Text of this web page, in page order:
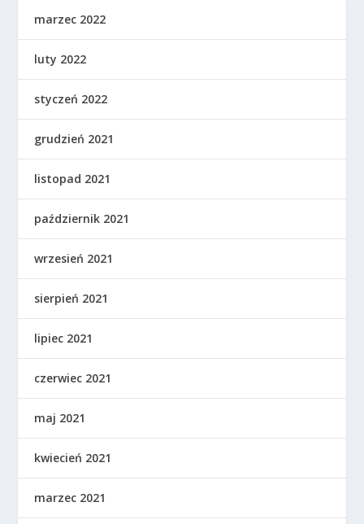
marzec 2022
luty 2022
styczeń 2022
grudzień 2021
listopad 2021
październik 2021
wrzesień 2021
sierpień 2021
lipiec 2021
czerwiec 2021
maj 2021
kwiecień 2021
marzec 2021